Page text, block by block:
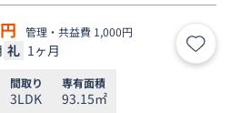
管理・共益費 1,000円
礼 1ヶ月 お気
間取り
3LDK
専有面積
93.15㎡